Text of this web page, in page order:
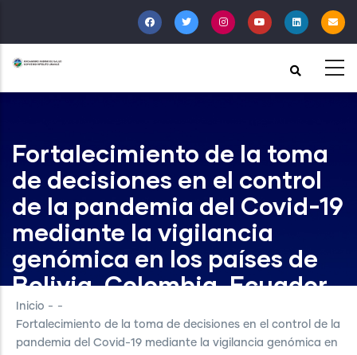
al
contenido
principal
Fortalecimiento de la toma
de decisiones en el control
de la pandemia del Covid-19
mediante la vigilancia
genómica en los países de
Bolivia, Colombia, Ecuador
y Perú
Inicio - -
Fortalecimiento de la toma de decisiones en el control de la
pandemia del Covid-19 mediante la vigilancia genómica en